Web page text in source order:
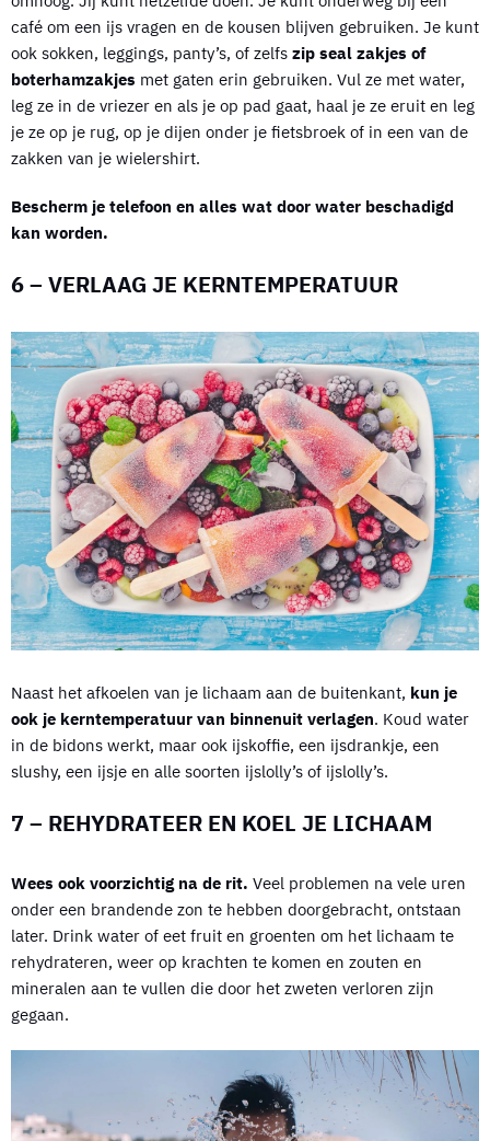
café om een ijs vragen en de kousen blijven gebruiken. Je kunt
ook sokken, leggings, panty’s, of zelfs zip seal zakjes of
boterhamzakjes met gaten erin gebruiken. Vul ze met water,
leg ze in de vriezer en als je op pad gaat, haal je ze eruit en leg
je ze op je rug, op je dijen onder je fietsbroek of in een van de
zakken van je wielershirt.
Bescherm je telefoon en alles wat door water beschadigd
kan worden.
6 – VERLAAG JE KERNTEMPERATUUR
Naast het afkoelen van je lichaam aan de buitenkant, kun je
ook je kerntemperatuur van binnenuit verlagen. Koud water
in de bidons werkt, maar ook ijskoffie, een ijsdrankje, een
slushy, een ijsje en alle soorten ijslolly’s of ijslolly’s.
7 – REHYDRATEER EN KOEL JE LICHAAM
Wees ook voorzichtig na de rit. Veel problemen na vele uren
onder een brandende zon te hebben doorgebracht, ontstaan
later. Drink water of eet fruit en groenten om het lichaam te
rehydrateren, weer op krachten te komen en zouten en
mineralen aan te vullen die door het zweten verloren zijn
gegaan.